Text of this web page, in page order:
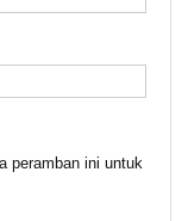
peramban ini untuk